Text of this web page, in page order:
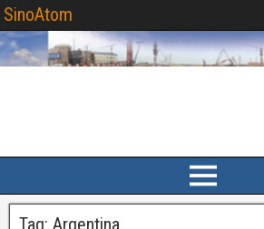
SinoAtom
Tag: Argentina